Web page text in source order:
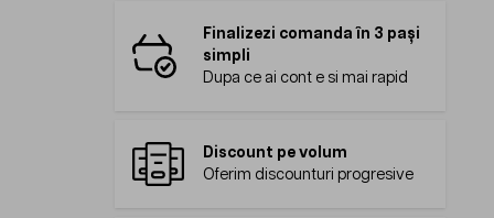
Finalizezi comanda în 3 pași
simpli
Dupa ce ai cont e si mai rapid
Discount pe volum
Oferim discounturi progresive